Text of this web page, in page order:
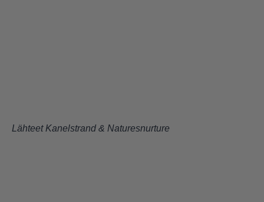
Lähteet Kanelstrand & Naturesnurture